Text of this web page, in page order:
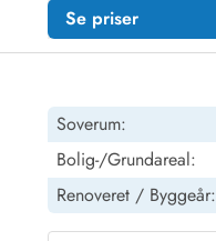
Se priser
Soverum:
Bolig-/Grundareal:
Renoveret / Byggeår: